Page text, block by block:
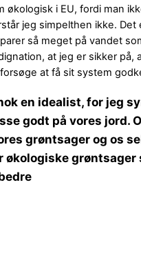
økologisk i EU, fordi man
jeg simpelthen ikke. Det
så meget på vandet
at jeg er sikker på,
at få sit system
en idealist, for jeg
godt på vores jord.
grøntsager og os
økologiske grøntsager